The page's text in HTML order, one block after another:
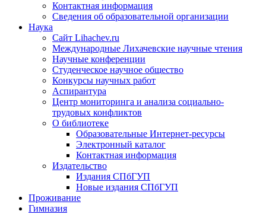
Контактная информация
Сведения об образовательной организации
Наука
Сайт Lihachev.ru
Международные Лихачевские научные чтения
Научные конференции
Студенческое научное общество
Конкурсы научных работ
Аспирантура
Центр мониторинга и анализа социально-
трудовых конфликтов
О библиотеке
Образовательные Интернет-ресурсы
Электронный каталог
Контактная информация
Издательство
Издания СПбГУП
Новые издания СПбГУП
Проживание
Гимназия